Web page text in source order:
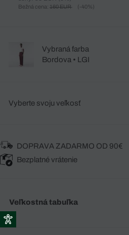
Bežná cena: 160 EUR (-40%)
Vybraná farba
Bordova • LGI
Vyberte svoju veľkosť
DOPRAVA ZADARMO OD 90€
Bezplatné vrátenie
Veľkostná tabuľka